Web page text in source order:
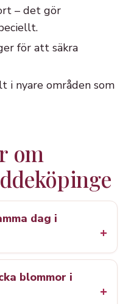
– det gör
för att säkra
i nyare områden som
om
dag i
blommor i